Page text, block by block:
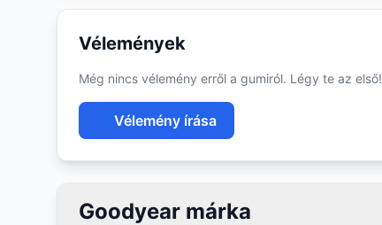
Vélemények
Még nincs vélemény erről a gumiról. Légy te az első!
Vélemény írása
Goodyear márka